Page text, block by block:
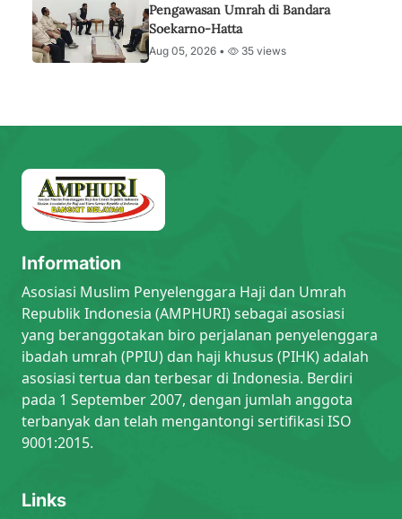
Pengawasan Umrah di Bandara
Soekarno-Hatta
Aug 05, 2026 • 35 views
Information
Asosiasi Muslim Penyelenggara Haji dan Umrah
Republik Indonesia (AMPHURI) sebagai asosiasi
yang beranggotakan biro perjalanan penyelenggara
ibadah umrah (PPIU) dan haji khusus (PIHK) adalah
asosiasi tertua dan terbesar di Indonesia. Berdiri
pada 1 September 2007, dengan jumlah anggota
terbanyak dan telah mengantongi sertifikasi ISO
9001:2015.
Links